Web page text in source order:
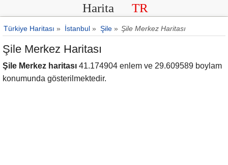
Harita TR
Türkiye Haritası » İstanbul » Şile » Şile Merkez Haritası
Şile Merkez Haritası
Şile Merkez haritası 41.174904 enlem ve 29.609589 boylam
konumunda gösterilmektedir.